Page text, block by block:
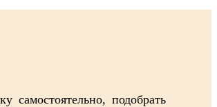
самостоятельно, подобрать